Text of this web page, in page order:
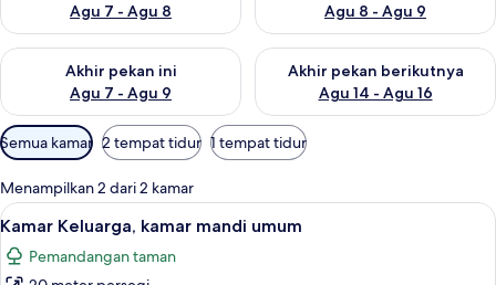
Agu 7 - Agu 8
Agu 8 - Agu 9
Akhir pekan ini
Agu 7 - Agu 9
Periksa ketersediaan untuk akhir pekan ini Agu 7 - Agu 9
Akhir pekan berikutnya
Agu 14 - Agu 16
Periksa ketersediaan untuk
Filter
tersedia
untuk
kamar
Semua kamar 2 tempat tidur 1 tempat tidur
Menampilkan 2 dari 2 kamar
Lihat
semua
foto
Kamar Keluarga, kamar mandi
5
Kamar Keluarga, kamar mandi umum
Pemandangan taman